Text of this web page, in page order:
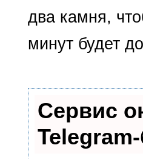
два камня,
минут будет
Сервис